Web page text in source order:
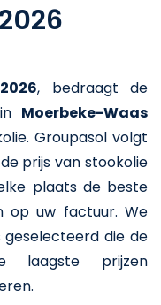
, bedraagt de
in Moerbeke-Waas
. Groupasol volgt
prijs van stookolie
plaats de beste
op uw factuur. We
geselecteerd die de
laagste prijzen